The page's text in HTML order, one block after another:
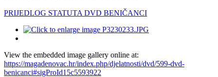
PRIJEDLOG STATUTA DVD BENIČANCI
View the embedded image gallery online at:
https://magadenovac.hr/index.php/djelatnosti/dvd/599-dvd-
benicanci#sigProId15c5593922